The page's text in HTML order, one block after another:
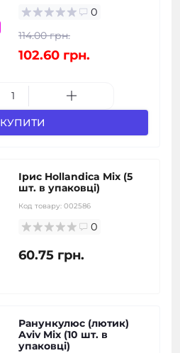
0
114.00 грн.
102.60 грн.
КУПИТИ
Ірис Hollandica Mix (5
шт. в упаковці)
Код товару: 002586
0
60.75 грн.
Ранункулюс (лютик)
Aviv Mix (10 шт. в
упаковці)